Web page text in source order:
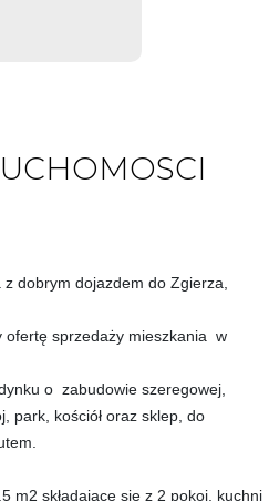
dobrym dojazdem do Zgierza,
ofertę sprzedaży mieszkania w
o zabudowie szeregowej,
park, kościół oraz sklep, do
m2 składające się z 2 pokoi, kuchni